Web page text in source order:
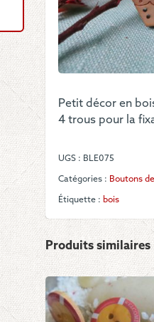
Petit décor en
4 trous pour la
UGS : BLE075
Catégories : Boutons
Étiquette : bois
Produits similaires